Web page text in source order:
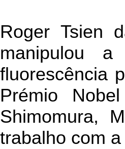
Roger Tsien
manipulou
fluorescência
Prémio
Shimomura,
trabalho com a